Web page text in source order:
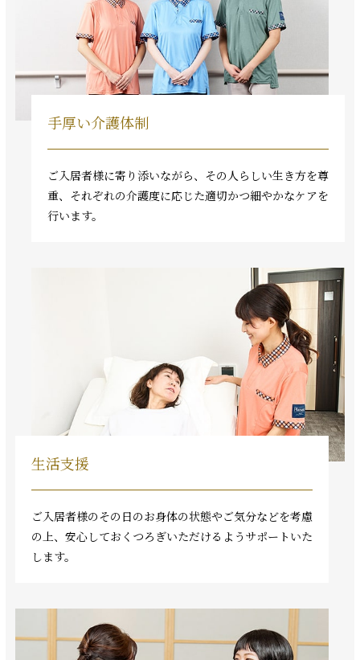
手厚い介護体制
ご入居者様に寄り添いながら、その人らしい生き方を尊
重、それぞれの介護度に応じた適切かつ細やかなケアを
行います。
生活支援
ご入居者様のその日のお身体の状態やご気分などを考慮
の上、安心しておくつろぎいただけるようサポートいた
します。